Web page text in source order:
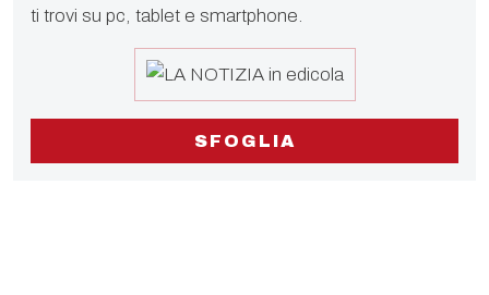
ti trovi su pc, tablet e smartphone.
SFOGLIA